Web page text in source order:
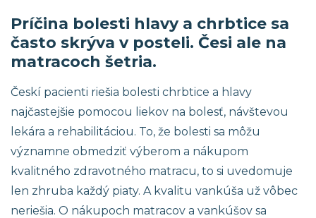
Príčina bolesti hlavy a chrbtice sa
často skrýva v posteli. Česi ale na
matracoch šetria.
Českí pacienti riešia bolesti chrbtice a hlavy
najčastejšie pomocou liekov na bolesť, návštevou
lekára a rehabilitáciou. To, že bolesti sa môžu
významne obmedziť výberom a nákupom
kvalitného zdravotného matracu, to si uvedomuje
len zhruba každý piaty. A kvalitu vankúša už vôbec
neriešia. O nákupoch matracov a vankúšov sa